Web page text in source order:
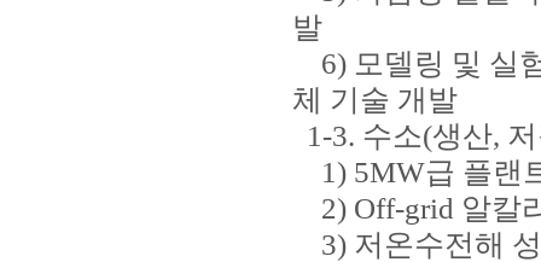
발
6) 모델링 및 실
체 기술 개발
1-3. 수소(생산,
1) 5MW급 플랜
2) Off-grid 알칼
3) 저온수전해